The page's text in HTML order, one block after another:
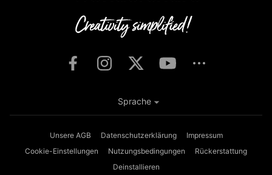
Unsere AGB Datenschutzerklärung
Impressum
Cookie-Einstellungen
Nutzungsbedingungen
Rückerstattung
Deinstallieren
Sprache